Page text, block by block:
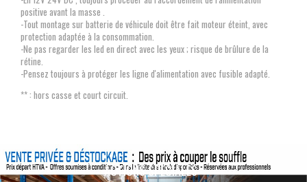
positive avant la masse .
-Tout montage sur batterie de véhicule doit être fait moteur éteint, avec
protection adaptée à la consommation.
-Ne pas regarder les led en direct avec les yeux ; risque de brûlure de la
rétine.
-Pensez toujours à protéger les ligne d'alimentation avec fusible adapté.
** : hors casse et court circuit.
ACTIONS SPÉCIALES